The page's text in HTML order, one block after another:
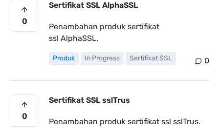
0
Sertifikat SSL AlphaSSL
Penambahan produk sertifikat
ssl AlphaSSL.
Produk In Progress Sertifikat SSL 0
0
Sertifikat SSL sslTrus
Penambahan produk sertifikat ssl sslTrus.